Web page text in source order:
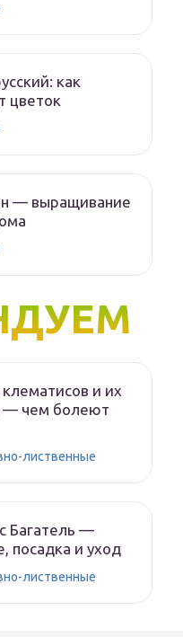
как
цветок
— выращивание
и их
— чем болеют
лиственные
Багатель —
посадка и уход
лиственные